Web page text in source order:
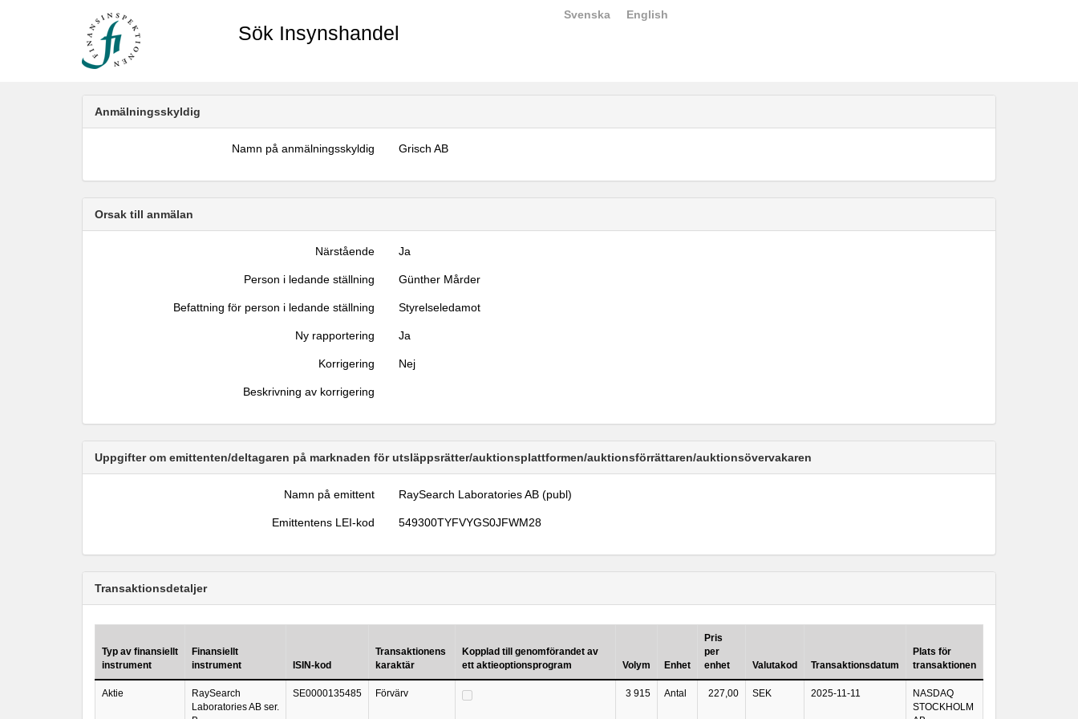
Sök Insynshandel
Svenska English
Anmälningsskyldig
Namn på anmälningsskyldig Grisch AB
Orsak till anmälan
Närstående Ja
Person i ledande ställning Günther Mårder
Befattning för person i ledande ställning Styrelseledamot
Ny rapportering Ja
Korrigering Nej
Beskrivning av korrigering
Uppgifter om emittenten/deltagaren på marknaden för utsläppsrätter/auktionsplattformen/auktionsförrättaren/auktionsövervakaren
Namn på emittent RaySearch Laboratories AB (publ)
Emittentens LEI-kod 549300TYFVYGS0JFWM28
Transaktionsdetaljer
Typ av finansiellt
instrument
Finansiellt
instrument
ISIN-kod
Transaktionens
karaktär
Kopplad till genomförandet av
ett aktieoptionsprogram
Volym Enhet
Pris
per
enhet
Valutakod Transaktionsdatum
Plats för
transaktionen
Aktie
RaySearch
Laboratories AB ser.
SE0000135485 Förvärv 3 915 Antal 227,00 SEK 2025-11-11
NASDAQ
STOCKHOLM